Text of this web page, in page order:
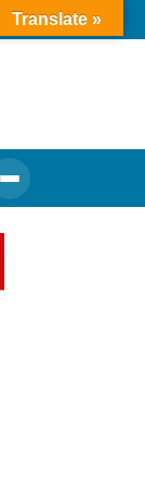
Translate »